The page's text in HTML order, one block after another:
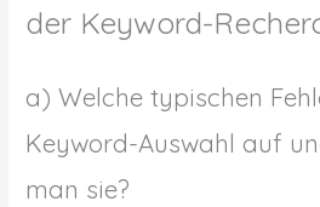
der Keyword-
a) Welche typischen
Keyword-Auswahl auf
man sie?